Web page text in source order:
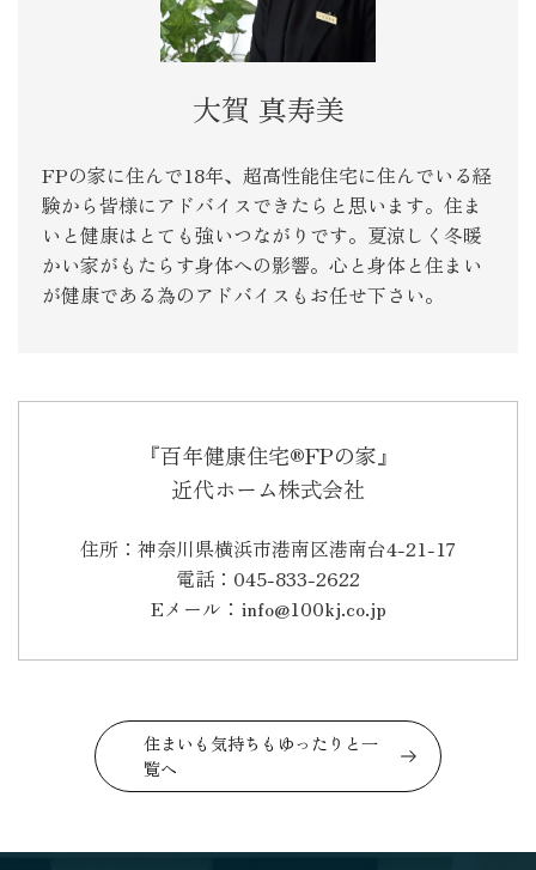
大賀 真寿美
FPの家に住んで18年、超高性能住宅に住んでいる経
験から皆様にアドバイスできたらと思います。住ま
いと健康はとても強いつながりです。夏涼しく冬暖
かい家がもたらす身体への影響。心と身体と住まい
が健康である為のアドバイスもお任せ下さい。
『百年健康住宅®FPの家』
近代ホーム株式会社
住所：神奈川県横浜市港南区港南台4-21-17
電話：045-833-2622
Eメール：info@100kj.co.jp
住まいも気持ちもゆったりと一
覧へ